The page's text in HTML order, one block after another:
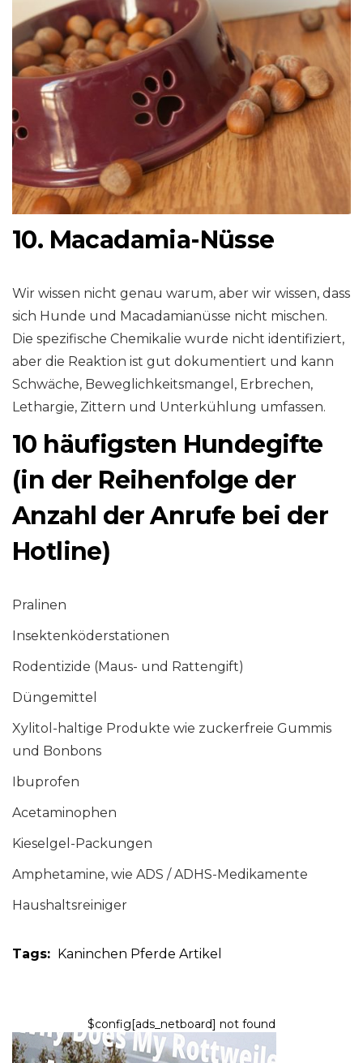
10. Macadamia-Nüsse
Wir wissen nicht genau warum, aber wir wissen, dass
sich Hunde und Macadamianüsse nicht mischen.
Die spezifische Chemikalie wurde nicht identifiziert,
aber die Reaktion ist gut dokumentiert und kann
Schwäche, Beweglichkeitsmangel, Erbrechen,
Lethargie, Zittern und Unterkühlung umfassen.
10 häufigsten Hundegifte
(in der Reihenfolge der
Anzahl der Anrufe bei der
Hotline)
Pralinen
Insektenköderstationen
Rodentizide (Maus- und Rattengift)
Düngemittel
Xylitol-haltige Produkte wie zuckerfreie Gummis
und Bonbons
Ibuprofen
Acetaminophen
Kieselgel-Packungen
Amphetamine, wie ADS / ADHS-Medikamente
Haushaltsreiniger
Tags: Kaninchen Pferde Artikel
$config[ads_netboard] not found